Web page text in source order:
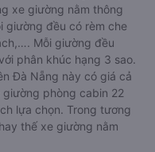
xe giường nằm thông
giường đều có rèm che
Mỗi giường đều
phân khúc hạng 3 sao.
Đà Nẵng này có giá cả
phòng cabin 22
lựa chọn. Trong tương
thế xe giường nằm